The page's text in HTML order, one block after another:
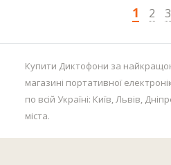
1
2 3
Купити Диктофони за
магазині портативної
по всій Україні: Київ, Львів,
міста.